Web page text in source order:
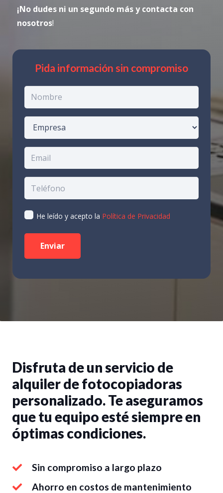
¡No dudes ni un segundo más y contacta con
nosotros!
Pida información sin compromiso
He leído y acepto la Política de Privacidad
Disfruta de un servicio de
alquiler de fotocopiadoras
personalizado. Te aseguramos
que tu equipo esté siempre en
óptimas condiciones.
Sin compromiso a largo plazo
Ahorro en costos de mantenimiento